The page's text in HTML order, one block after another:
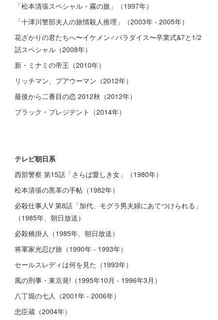
「松本清張スペシャル・霧の旗」（1997年）
「十津川警部夫人の旅情殺人推理」（2003年 - 2005年）
花ざかりの君たちへ〜イケメン♂パラダイス〜卒業式&7と1/2
話スペシャル（2008年）
新・ミナミの帝王（2010年）
リッチマン、プアウーマン（2012年）
最後から二番目の恋 2012秋（2012年）
ブラック・プレジデント（2014年）
テレビ朝日系
西部警察 第15話「さらば愛しき女」（1980年）
松本清張の黒革の手帖（1982年）
必殺仕事人V 第8話「加代、モグラ男夫婦にあてつけられる」
（1985年、朝日放送）
必殺橋掛人（1985年、朝日放送）
将軍家光忍び旅（1990年 - 1993年）
セールスレディは何を見た（1993年）
風の刑事・東京発!（1995年10月 - 1996年3月）
八丁堀の七人（2001年 - 2006年）
忠臣蔵（2004年）